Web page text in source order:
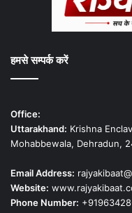
हमसे सम्पर्क करें
Office:
Uttarakhand: Krishna
Mohabbewala, Dehradun,
Email Address:
Website:
Phone Number: